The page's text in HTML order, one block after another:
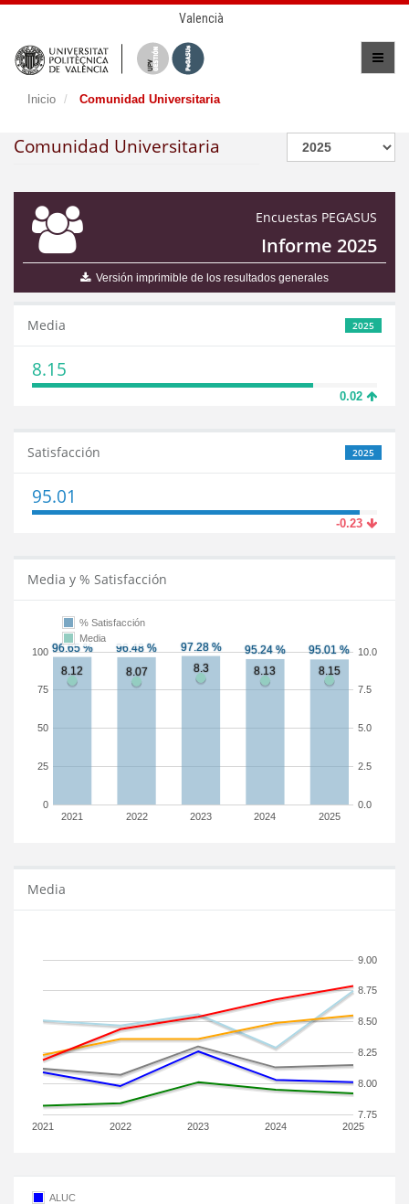
Valencià
Inicio Comunidad Universitaria
Comunidad Universitaria
Encuestas PEGASUS
Informe 2025
Versión imprimible de los resultados generales
2025
Media
8.15
0.02
2025
Satisfacción
95.01
-0.23
Media y % Satisfacción
2021 2022 2023 2024 2025
0
25
50
75
100
0.0
2.5
5.0
7.5
10.0
% Satisfacción
Media
Media
2021 2022 2023 2024 2025
7.75
8.00
8.25
8.50
8.75
9.00
ALUC